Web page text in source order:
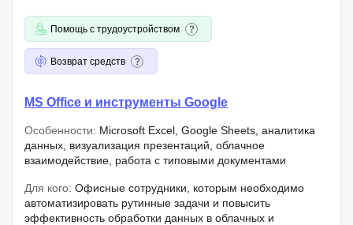
Помощь с трудоустройством
Возврат средств
MS Office и инструменты Google
Особенности: Microsoft Excel, Google Sheets, аналитика
данных, визуализация презентаций, облачное
взаимодействие, работа с типовыми документами
Для кого: Офисные сотрудники, которым необходимо
автоматизировать рутинные задачи и повысить
эффективность обработки данных в облачных и